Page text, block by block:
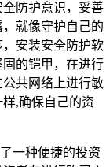
全防护意识，妥善
就像守护自己的
安装安全防护软
的铠甲，在进行
共网络上进行敏
,确保自己的资
一种便捷的投资